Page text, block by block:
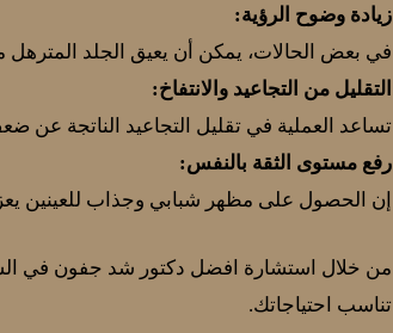
زيادة وضوح الرؤية:
في بعض الحالات، يمكن أن يعيق الجلد
التقليل من التجاعيد والانتفاخ:
تساعد العملية في تقليل التجاعيد الناتجة عن
رفع مستوى الثقة بالنفس:
إن الحصول على مظهر شبابي وجذاب للعينين
من خلال استشارة افضل دكتور شد جفون في
تناسب احتياجاتك.